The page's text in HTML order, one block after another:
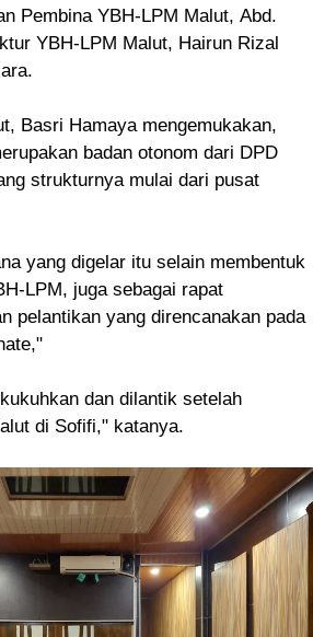
Pembina YBH-LPM Malut, Abd.
YBH-LPM Malut, Hairun Rizal
Basri Hamaya mengemukakan,
badan otonom dari DPD
strukturnya mulai dari pusat
yang digelar itu selain membentuk
LPM, juga sebagai rapat
pelantikan yang direncanakan pada
dan dilantik setelah
di Sofifi," katanya.